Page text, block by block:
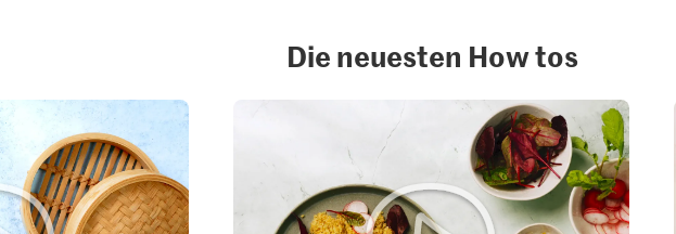
Die neuesten How tos